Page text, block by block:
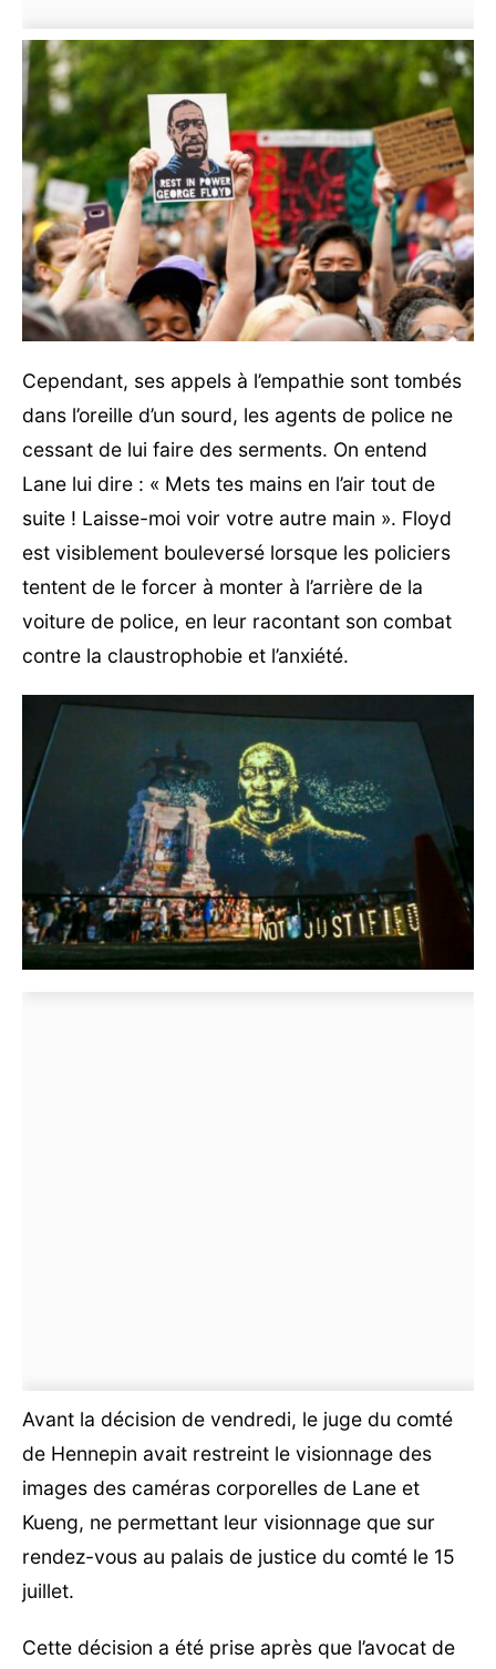
Cependant, ses appels à l’empathie sont tombés
dans l’oreille d’un sourd, les agents de police ne
cessant de lui faire des serments. On entend
Lane lui dire : « Mets tes mains en l’air tout de
suite ! Laisse-moi voir votre autre main ». Floyd
est visiblement bouleversé lorsque les policiers
tentent de le forcer à monter à l’arrière de la
voiture de police, en leur racontant son combat
contre la claustrophobie et l’anxiété.
Avant la décision de vendredi, le juge du comté
de Hennepin avait restreint le visionnage des
images des caméras corporelles de Lane et
Kueng, ne permettant leur visionnage que sur
rendez-vous au palais de justice du comté le 15
juillet.
Cette décision a été prise après que l’avocat de